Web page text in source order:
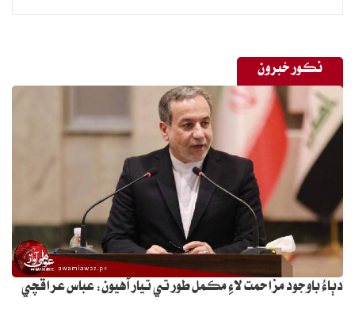
نڪور خبرون
دٻاءُ باوجود مزاحمت لاءِ مڪمل طور تي تيار آهيون: عباس عراقچي